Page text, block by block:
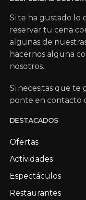
Si te ha gustado lo
reservar tu cena
algunas de
hacernos alguna
nosotros.
Si necesitas que te
ponte en contacto
DESTACADOS
Ofertas
Actividades
Espectáculos
Restaurantes